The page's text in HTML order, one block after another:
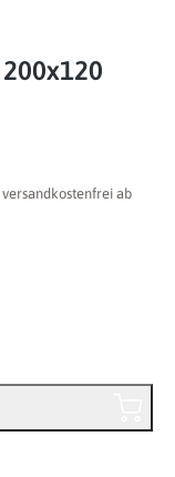
versandkostenfrei ab